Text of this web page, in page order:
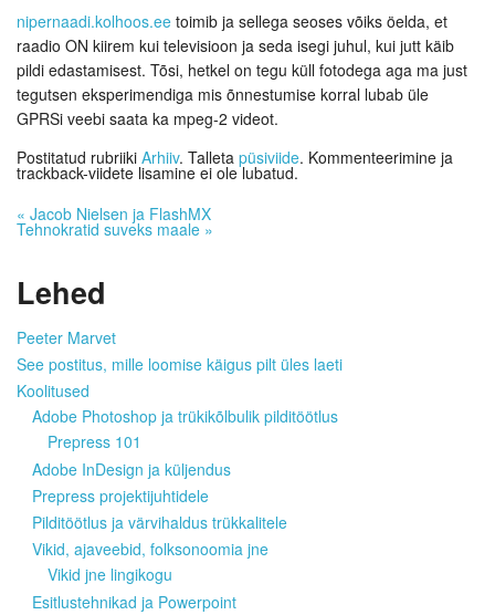
nipernaadi.kolhoos.ee toimib ja sellega seoses võiks öelda, et
raadio ON kiirem kui televisioon ja seda isegi juhul, kui jutt käib
pildi edastamisest. Tõsi, hetkel on tegu küll fotodega aga ma just
tegutsen eksperimendiga mis õnnestumise korral lubab üle
GPRSi veebi saata ka mpeg-2 videot.
Postitatud rubriiki Arhiiv. Talleta püsiviide. Kommenteerimine ja
trackback-viidete lisamine ei ole lubatud.
« Jacob Nielsen ja FlashMX
Tehnokratid suveks maale »
Lehed
Peeter Marvet
See postitus, mille loomise käigus pilt üles laeti
Koolitused
Adobe Photoshop ja trükikõlbulik pilditöötlus
Prepress 101
Adobe InDesign ja küljendus
Prepress projektijuhtidele
Pilditöötlus ja värvihaldus trükkalitele
Vikid, ajaveebid, folksonoomia jne
Vikid jne lingikogu
Esitlustehnikad ja Powerpoint